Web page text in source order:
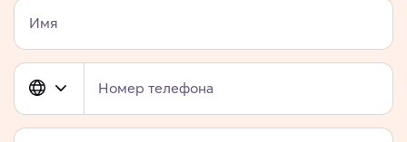
Имя
Номер телефона